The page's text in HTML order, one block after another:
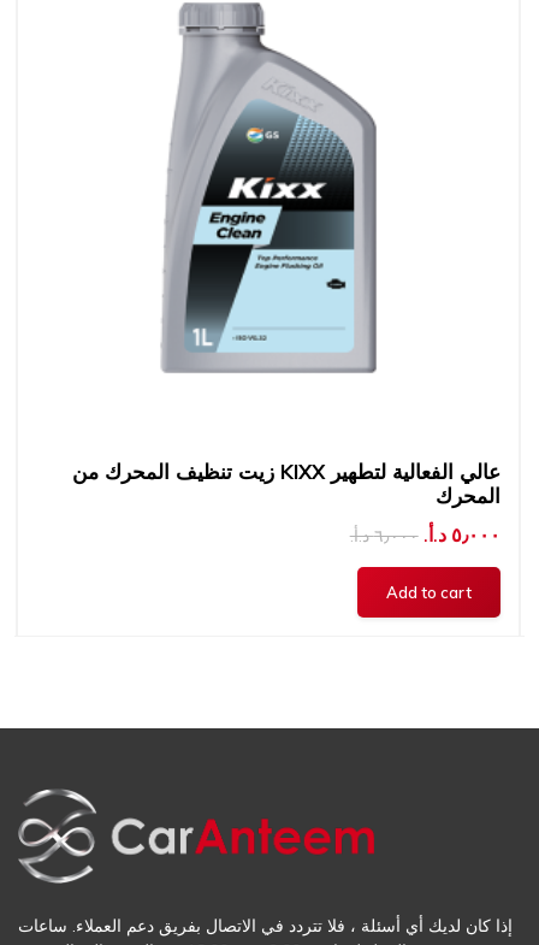
زيت تنظيف المحرك من KIXX عالي الفعالية لتطهير
المحرك
٦٫٠٠٠ د.أ.‏ ٥٫٠٠٠ د.أ.‏
إذا كان لديك أي أسئلة ، فلا تتردد في الاتصال بفريق دعم العملاء. ساعات